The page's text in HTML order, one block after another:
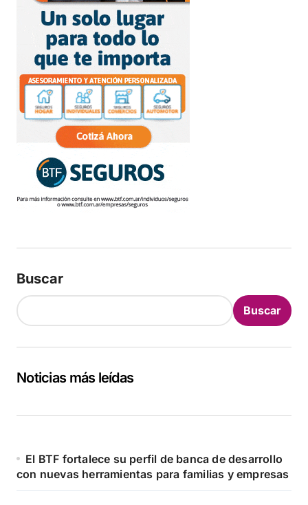
Buscar
Buscar
Noticias más leídas
El BTF fortalece su perfil de banca de desarrollo
con nuevas herramientas para familias y empresas